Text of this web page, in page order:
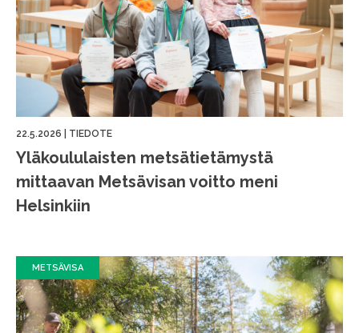
22.5.2026 TIEDOTE
Yläkoululaisten metsätietämystä
mittaavan Metsävisan voitto meni
Helsinkiin
METSÄVISA